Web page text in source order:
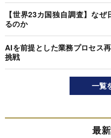
【世界23カ国独自調査】な
るのか
AIを前提とした業務プロセス
挑戦
一覧
最